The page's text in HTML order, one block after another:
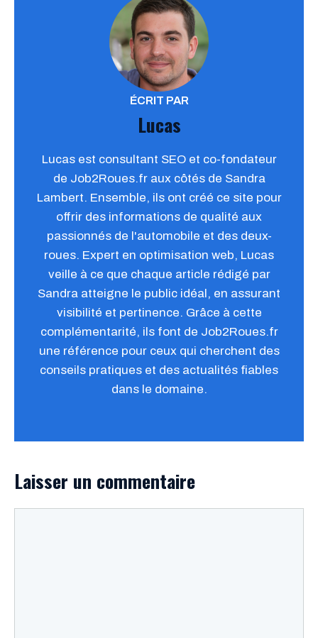
ÉCRIT PAR
Lucas
Lucas est consultant SEO et co-fondateur
de Job2Roues.fr aux côtés de Sandra
Lambert. Ensemble, ils ont créé ce site pour
offrir des informations de qualité aux
passionnés de l'automobile et des deux-
roues. Expert en optimisation web, Lucas
veille à ce que chaque article rédigé par
Sandra atteigne le public idéal, en assurant
visibilité et pertinence. Grâce à cette
complémentarité, ils font de Job2Roues.fr
une référence pour ceux qui cherchent des
conseils pratiques et des actualités fiables
dans le domaine.
Laisser un commentaire